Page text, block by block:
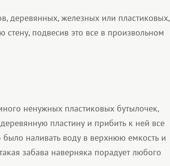
деревянных, железных или пластиковых,
подвесив это все в произвольном
ненужных пластиковых бутылочек,
пластину и прибить к ней все
наливать воду в верхнюю емкость и
забава наверняка порадует любого